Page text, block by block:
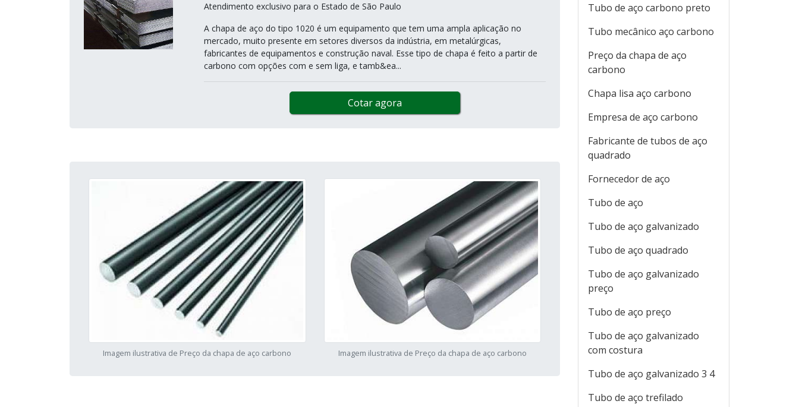
Atendimento exclusivo para o Estado de São Paulo
A chapa de aço do tipo 1020 é um equipamento que tem uma ampla aplicação no
mercado, muito presente em setores diversos da indústria, em metalúrgicas,
fabricantes de equipamentos e construção naval. Esse tipo de chapa é feito a partir de
carbono com opções com e sem liga, e tamb&ea...
Cotar agora
Imagem ilustrativa de Preço da chapa de aço carbono Imagem ilustrativa de Preço da chapa de aço carbono
Tubo de aço carbono preto
Tubo mecânico aço carbono
Preço da chapa de aço
carbono
Chapa lisa aço carbono
Empresa de aço carbono
Fabricante de tubos de aço
quadrado
Fornecedor de aço
Tubo de aço
Tubo de aço galvanizado
Tubo de aço quadrado
Tubo de aço galvanizado
preço
Tubo de aço preço
Tubo de aço galvanizado
com costura
Tubo de aço galvanizado 3 4
Tubo de aço trefilado